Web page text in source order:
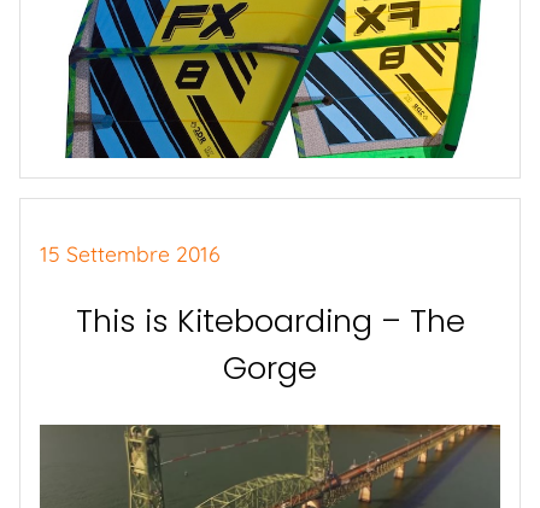
15 Settembre 2016
This is Kiteboarding – The
Gorge